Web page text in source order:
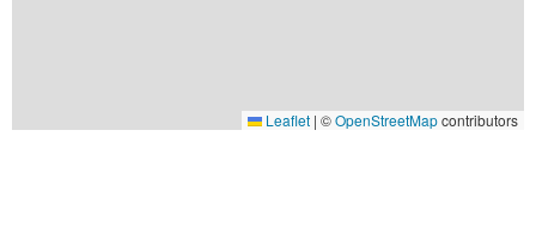
Leaflet | ©OpenStreetMapcontributors